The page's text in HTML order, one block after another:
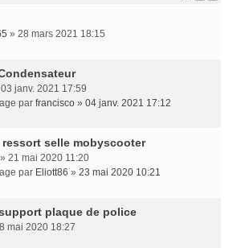
» 28 mars 2021 18:15
janv. 2021 17:59
par francisco » 04 janv. 2021 17:12
ressort selle mobyscooter
» 21 mai 2020 11:20
par Eliott86 » 23 mai 2020 10:21
plaque de police
mai 2020 18:27